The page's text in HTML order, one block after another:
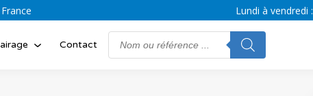
Lundi à vendredi :
Contact
Search
for: